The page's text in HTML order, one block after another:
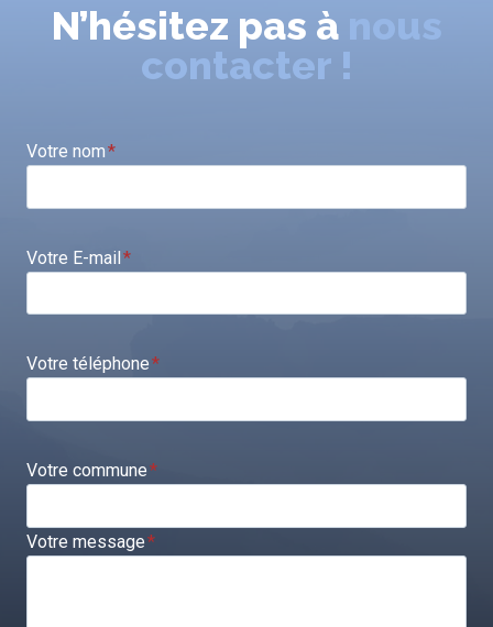
N’hésitez pas à nous
contacter !
Votre nom*
Votre E-mail*
Votre téléphone*
Votre commune*
Votre message*